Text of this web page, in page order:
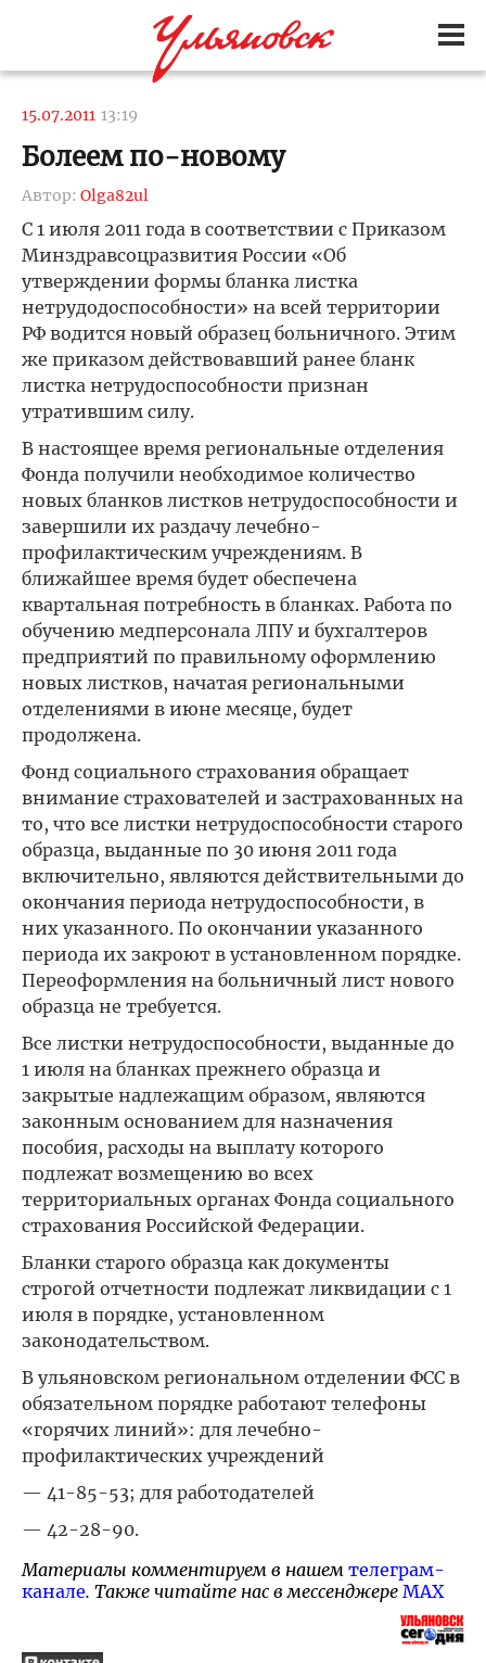
15.07.2011 13:19
Болеем по-новому
Автор: Olga82ul
С 1 июля 2011 года в соответствии с Приказом
Минздравсоцразвития России «Об
утверждении формы бланка листка
нетрудодоспособности» на всей территории
РФ водится новый образец больничного. Этим
же приказом действовавший ранее бланк
листка нетрудоспособности признан
утратившим силу.
В настоящее время региональные отделения
Фонда получили необходимое количество
новых бланков листков нетрудоспособности и
завершили их раздачу лечебно-
профилактическим учреждениям. В
ближайшее время будет обеспечена
квартальная потребность в бланках. Работа по
обучению медперсонала ЛПУ и бухгалтеров
предприятий по правильному оформлению
новых листков, начатая региональными
отделениями в июне месяце, будет
продолжена.
Фонд социального страхования обращает
внимание страхователей и застрахованных на
то, что все листки нетрудоспособности старого
образца, выданные по 30 июня 2011 года
включительно, являются действительными до
окончания периода нетрудоспособности, в
них указанного. По окончании указанного
периода их закроют в установленном порядке.
Переоформления на больничный лист нового
образца не требуется.
Все листки нетрудоспособности, выданные до
1 июля на бланках прежнего образца и
закрытые надлежащим образом, являются
законным основанием для назначения
пособия, расходы на выплату которого
подлежат возмещению во всех
территориальных органах Фонда социального
страхования Российской Федерации.
Бланки старого образца как документы
строгой отчетности подлежат ликвидации с 1
июля в порядке, установленном
законодательством.
В ульяновском региональном отделении ФСС в
обязательном порядке работают телефоны
«горячих линий»: для лечебно-
профилактических учреждений
— 41-85-53; для работодателей
— 42-28-90.
Материалы комментируем в нашем телеграм-
канале. Также читайте нас в мессенджере MAX